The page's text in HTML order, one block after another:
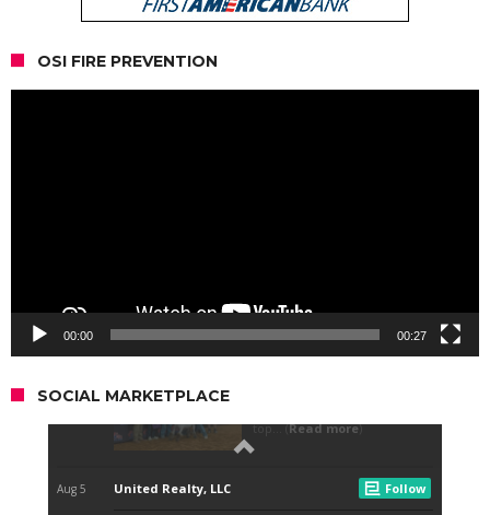
OSI FIRE PREVENTION
00:00 00:27
SOCIAL MARKETPLACE